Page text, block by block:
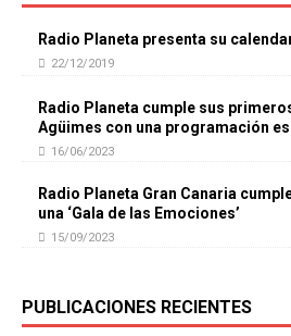
Radio Planeta presenta su
22/12/2019
Radio Planeta cumple sus
Agüimes con una programación
16/06/2023
Radio Planeta Gran Canaria
una ‘Gala de las Emociones’
15/09/2023
PUBLICACIONES RECIENTES